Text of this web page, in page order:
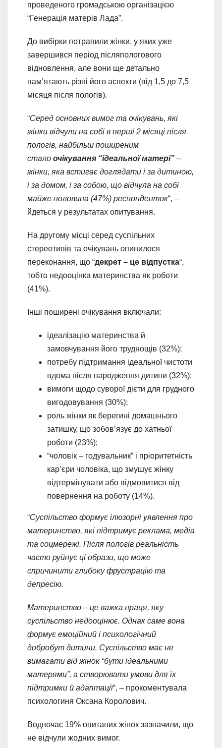
проведеного громадською організацією
“Генерація матерів Лада”.
До вибірки потрапили жінки, у яких уже
завершився період післяпологового
відновлення, але вони ще детально
пам’ятають різні його аспекти (від 1,5 до 7,5
місяця після пологів).
“Серед основних вимог та очікувань, які
жінки відчули на собі в перші 2 місяці після
пологів, найбільш поширеним
стало очікування “ідеальної матері” –
жінки, яка встигає доглядати і за дитиною,
і за домом, і за собою, що відчула на собі
майже половина (47%) респонденток“, –
йдеться у результатах опитування.
На другому місці серед суспільних
стереотипів та очікувань опинилося
переконання, що “декрет – це відпустка“,
тобто недооцінка материнства як роботи
(41%).
Інші поширені очікування включали:
ідеалізацію материнства й
замовчування його труднощів (32%);
потребу підтримання ідеальної чистоти
вдома після народження дитини (32%);
вимоги щодо суворої дієти для грудного
вигодовування (30%);
роль жінки як берегині домашнього
затишку, що зобов’язує до хатньої
роботи (23%);
“чоловік – годувальник” і пріоритетність
кар’єри чоловіка, що змушує жінку
відтермінувати або відмовитися від
повернення на роботу (14%).
“Суспільство формує ілюзорні уявлення про
материнство, які підтримує реклама, медіа
та соцмережі. Після пологів реальність
часто руйнує ці образи, що може
спричинити глибоку фрустрацію та
депресію.
Материнство – це важка праця, яку
суспільство недооцінює. Однак саме вона
формує емоційний і психологічний
добробут дитини. Суспільство має не
вимагати від жінок “бути ідеальними
матерями”, а створювати умови для їх
підтримки й адаптації“, – прокоментувала
психологиня Оксана Королович.
Водночас 19% опитаних жінок зазначили, що
не відчули жодних вимог.